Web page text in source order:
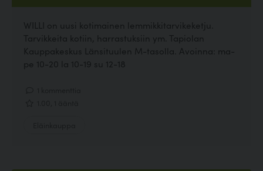
WILLI on uusi kotimainen lemmikkitarvikeketju.
Tarvikkeita kotiin, harrastuksiin ym. Tapiolan
Kauppakeskus Länsituulen M-tasolla. Avoinna: ma-
pe 10-20 la 10-19 su 12-18